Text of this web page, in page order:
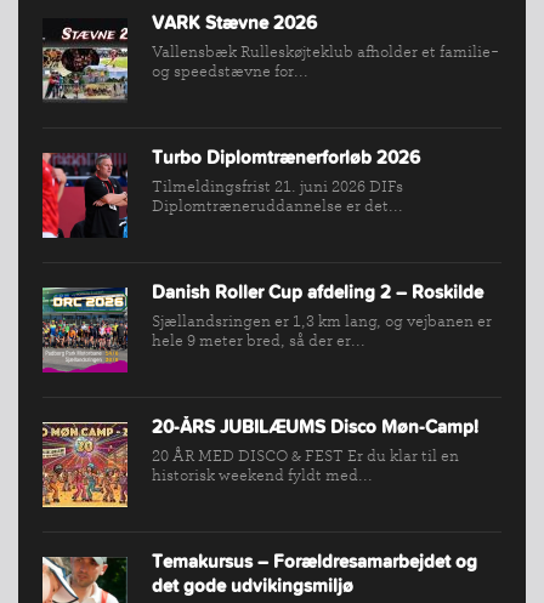
SPORTSGRENE
FORBUNDET
KONKURRENCER
VARK Stævne 2026
Vallensbæk Rulleskøjteklub afholder et familie-
og speedstævne for...
Turbo Diplomtrænerforløb 2026
Tilmeldingsfrist 21. juni 2026 DIFs
Diplomtræneruddannelse er det...
Danish Roller Cup afdeling 2 – Roskilde
Sjællandsringen er 1,3 km lang, og vejbanen er
hele 9 meter bred, så der er...
20-ÅRS JUBILÆUMS Disco Møn-Camp!
20 ÅR MED DISCO & FEST Er du klar til en
historisk weekend fyldt med...
Temakursus – Forældresamarbejdet og
det gode udvikingsmiljø